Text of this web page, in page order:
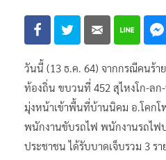
วันนี้ (13 ธ.ค. 64) จากกรณีคนร้
ท้องถิ่น ขบวนที่ 452 สุไหงโก-ลก-
มุ่งหน้าเข้าพื้นที่บ้านนิคม อ.โคกโ